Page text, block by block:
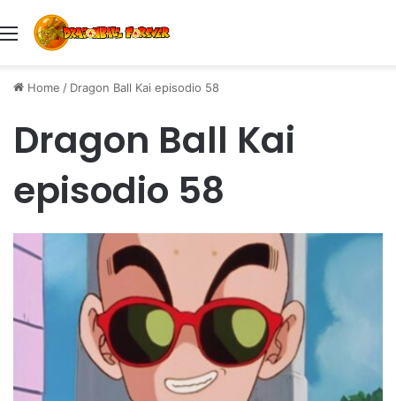
Menu
Home / Dragon Ball Kai episodio 58
Dragon Ball Kai
episodio 58